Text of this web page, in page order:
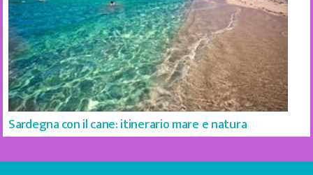
Sardegna con il cane: itinerario mare e natura